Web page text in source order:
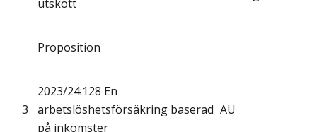
utskott
Proposition
3
2023/24:128 En
arbetslöshetsförsäkring baserad
på inkomster
AU